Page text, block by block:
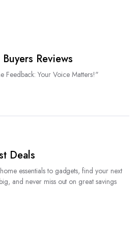
Reviews
Feedback: Your Voice Matters!"
Deals
essentials to gadgets, find your next
and never miss out on great savings